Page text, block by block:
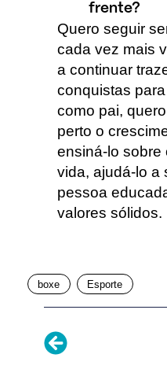
frente?
Quero seguir
cada vez mais
a continuar
conquistas
como pai,
perto o
ensiná-lo sobre
vida, ajudá-lo a
pessoa
valores sólidos.
boxe Esporte